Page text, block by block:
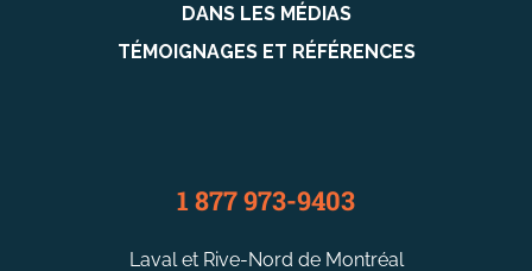
DANS LES MÉDIAS
TÉMOIGNAGES ET RÉFÉRENCES
1 877 973-9403
Laval et Rive-Nord de Montréal